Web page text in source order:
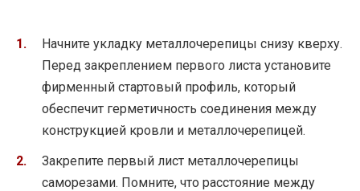
Начните укладку металлочерепицы снизу кверху.
Перед закреплением первого листа установите
фирменный стартовый профиль, который
обеспечит герметичность соединения между
конструкцией кровли и металлочерепицей.
Закрепите первый лист металлочерепицы
саморезами. Помните, что расстояние между